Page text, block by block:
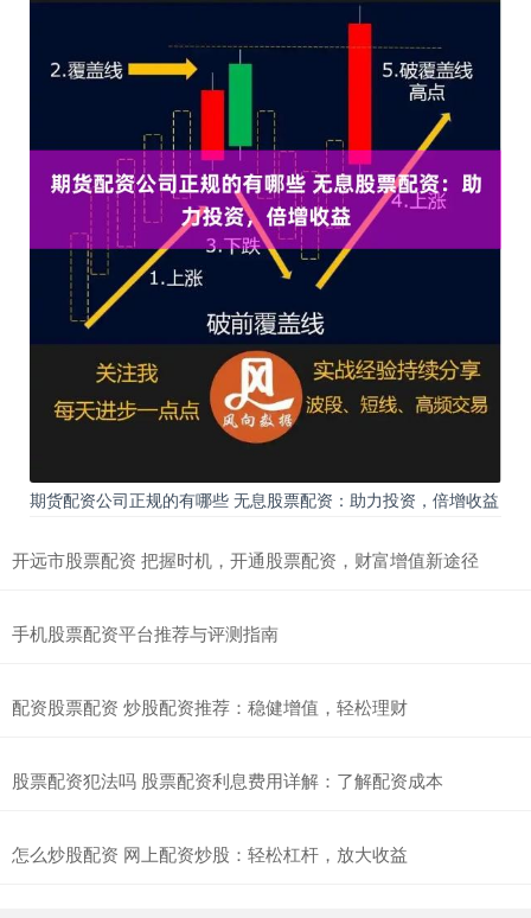
期货配资公司正规的有哪些 无息股票配资：助力投资，倍增收益
开远市股票配资 把握时机，开通股票配资，财富增值新途径
手机股票配资平台推荐与评测指南
配资股票配资 炒股配资推荐：稳健增值，轻松理财
股票配资犯法吗 股票配资利息费用详解：了解配资成本
怎么炒股配资 网上配资炒股：轻松杠杆，放大收益